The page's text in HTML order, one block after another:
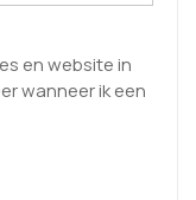
en website in
wanneer ik een